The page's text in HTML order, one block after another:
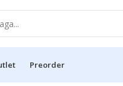
Preorder